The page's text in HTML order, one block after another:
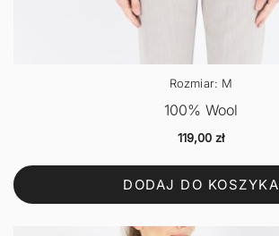
Rozmiar: M
100% Wool
119,00 zł
DODAJ DO KOSZYKA